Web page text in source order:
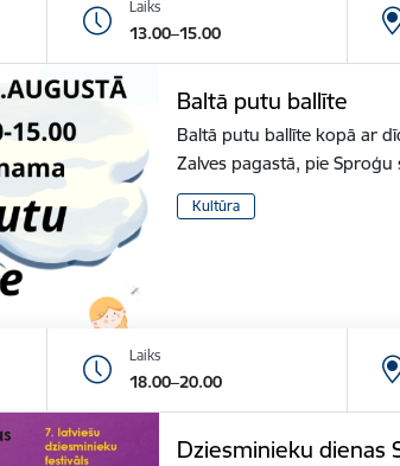
Laiks
13.00–15.00
Baltā putu ballīte
Baltā putu ballīte kopā ar
Zalves pagastā, pie
Kultūra
Laiks
18.00–20.00
Dziesminieku dienas